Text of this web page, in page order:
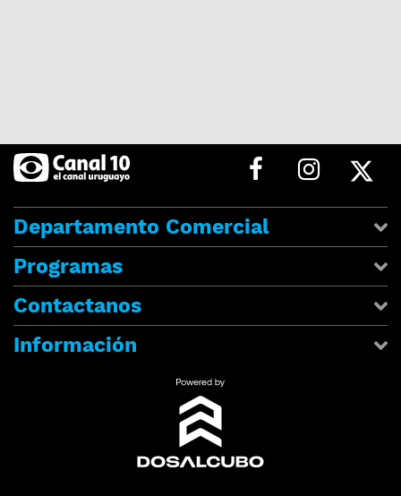
Departamento Comercial
Programas
Contactanos
Información